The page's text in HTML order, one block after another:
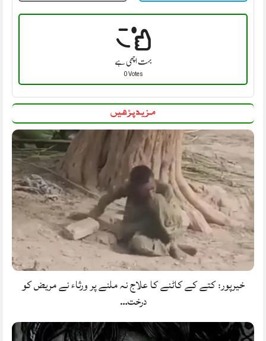
بہت اچھی ہے
0 Votes
مزید پڑھیں
خیرپور: کتے کے کاٹنے کا علاج نہ ملنے پر ورثاء نے مریض کو
درخت…